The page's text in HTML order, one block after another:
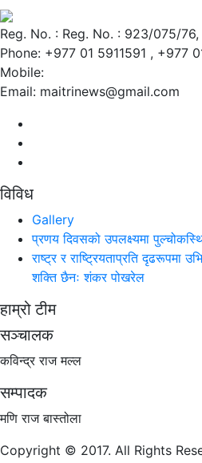
Reg. No. : Reg. No. : 923/075/
Phone: +977 01 5911591 , +977
Mobile:
Email: maitrinews@gmail.com
विविध
Gallery
प्रणय दिवसको उपलक्ष्यमा
राष्ट्र र राष्ट्रियताप्रति दृढरूपमा
शक्ति छैनः शंकर पोखरेल
हाम्रो टीम
सञ्चालक
कविन्द्र राज मल्ल
सम्पादक
मणि राज बास्तोला
Copyright © 2017. All Rights